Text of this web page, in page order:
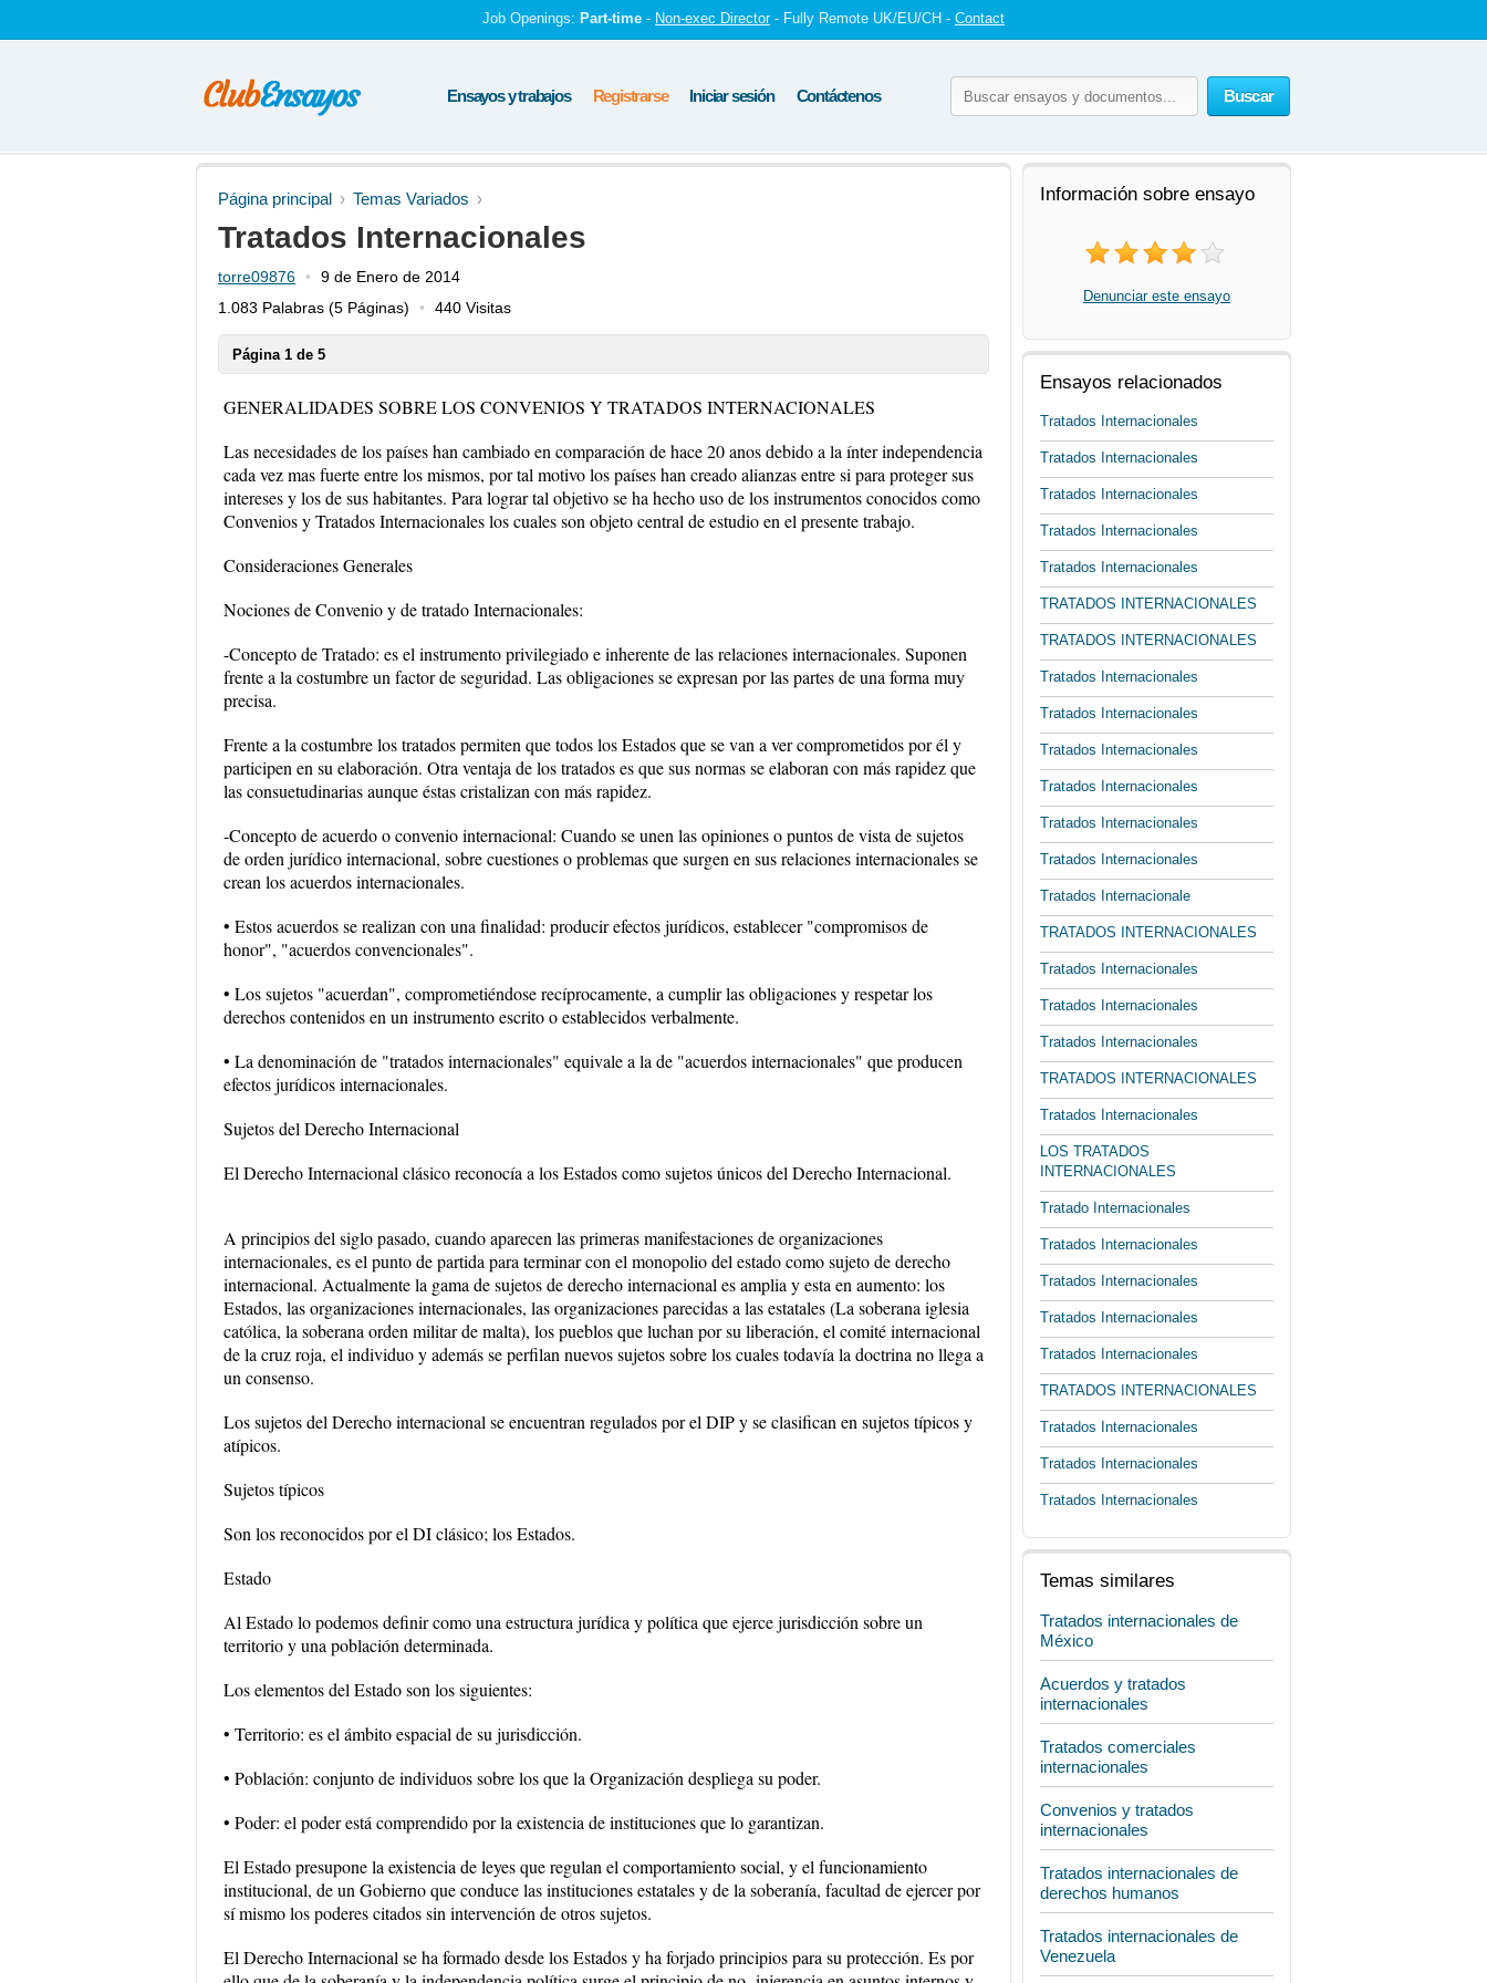
Job Openings: Part-time - Non-exec Director - Fully Remote UK/EU/CH - Contact
Buscar
Ensayos y trabajos Registrarse Iniciar sesión Contáctenos
Página principal Temas Variados
Tratados Internacionales
torre09876
9 de Enero de 2014
1.083 Palabras (5 Páginas) 440 Visitas
Página 1 de 5
GENERALIDADES SOBRE LOS CONVENIOS Y TRATADOS INTERNACIONALES
Las necesidades de los países han cambiado en comparación de hace 20 anos debido a la ínter independencia
cada vez mas fuerte entre los mismos, por tal motivo los países han creado alianzas entre si para proteger sus
intereses y los de sus habitantes. Para lograr tal objetivo se ha hecho uso de los instrumentos conocidos como
Convenios y Tratados Internacionales los cuales son objeto central de estudio en el presente trabajo.
Consideraciones Generales
Nociones de Convenio y de tratado Internacionales:
-Concepto de Tratado: es el instrumento privilegiado e inherente de las relaciones internacionales. Suponen
frente a la costumbre un factor de seguridad. Las obligaciones se expresan por las partes de una forma muy
precisa.
Frente a la costumbre los tratados permiten que todos los Estados que se van a ver comprometidos por él y
participen en su elaboración. Otra ventaja de los tratados es que sus normas se elaboran con más rapidez que
las consuetudinarias aunque éstas cristalizan con más rapidez.
-Concepto de acuerdo o convenio internacional: Cuando se unen las opiniones o puntos de vista de sujetos
de orden jurídico internacional, sobre cuestiones o problemas que surgen en sus relaciones internacionales se
crean los acuerdos internacionales.
• Estos acuerdos se realizan con una finalidad: producir efectos jurídicos, establecer "compromisos de
honor", "acuerdos convencionales".
• Los sujetos "acuerdan", comprometiéndose recíprocamente, a cumplir las obligaciones y respetar los
derechos contenidos en un instrumento escrito o establecidos verbalmente.
• La denominación de "tratados internacionales" equivale a la de "acuerdos internacionales" que producen
efectos jurídicos internacionales.
Sujetos del Derecho Internacional
El Derecho Internacional clásico reconocía a los Estados como sujetos únicos del Derecho Internacional.
A principios del siglo pasado, cuando aparecen las primeras manifestaciones de organizaciones
internacionales, es el punto de partida para terminar con el monopolio del estado como sujeto de derecho
internacional. Actualmente la gama de sujetos de derecho internacional es amplia y esta en aumento: los
Estados, las organizaciones internacionales, las organizaciones parecidas a las estatales (La soberana iglesia
católica, la soberana orden militar de malta), los pueblos que luchan por su liberación, el comité internacional
de la cruz roja, el individuo y además se perfilan nuevos sujetos sobre los cuales todavía la doctrina no llega a
un consenso.
Los sujetos del Derecho internacional se encuentran regulados por el DIP y se clasifican en sujetos típicos y
atípicos.
Sujetos típicos
Son los reconocidos por el DI clásico; los Estados.
Estado
Al Estado lo podemos definir como una estructura jurídica y política que ejerce jurisdicción sobre un
territorio y una población determinada.
Los elementos del Estado son los siguientes:
• Territorio: es el ámbito espacial de su jurisdicción.
• Población: conjunto de individuos sobre los que la Organización despliega su poder.
• Poder: el poder está comprendido por la existencia de instituciones que lo garantizan.
El Estado presupone la existencia de leyes que regulan el comportamiento social, y el funcionamiento
institucional, de un Gobierno que conduce las instituciones estatales y de la soberanía, facultad de ejercer por
sí mismo los poderes citados sin intervención de otros sujetos.
El Derecho Internacional se ha formado desde los Estados y ha forjado principios para su protección. Es por
Información sobre ensayo
Denunciar este ensayo
Ensayos relacionados
Tratados Internacionales
Tratados Internacionales
Tratados Internacionales
Tratados Internacionales
Tratados Internacionales
TRATADOS INTERNACIONALES
TRATADOS INTERNACIONALES
Tratados Internacionales
Tratados Internacionales
Tratados Internacionales
Tratados Internacionales
Tratados Internacionales
Tratados Internacionales
Tratados Internacionale
TRATADOS INTERNACIONALES
Tratados Internacionales
Tratados Internacionales
Tratados Internacionales
TRATADOS INTERNACIONALES
Tratados Internacionales
LOS TRATADOS
INTERNACIONALES
Tratado Internacionales
Tratados Internacionales
Tratados Internacionales
Tratados Internacionales
Tratados Internacionales
TRATADOS INTERNACIONALES
Tratados Internacionales
Tratados Internacionales
Tratados Internacionales
Temas similares
Tratados internacionales de
México
Acuerdos y tratados
internacionales
Tratados comerciales
internacionales
Convenios y tratados
internacionales
Tratados internacionales de
derechos humanos
Tratados internacionales de
Venezuela